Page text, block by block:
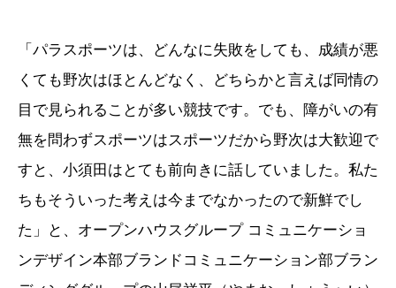
「パラスポーツは、どんなに失敗をしても、成績が悪
くても野次はほとんどなく、どちらかと言えば同情の
目で見られることが多い競技です。でも、障がいの有
無を問わずスポーツはスポーツだから野次は大歓迎で
すと、小須田はとても前向きに話していました。私た
ちもそういった考えは今までなかったので新鮮でし
た」と、オープンハウスグループ コミュニケーショ
ンデザイン本部ブランドコミュニケーション部ブラン